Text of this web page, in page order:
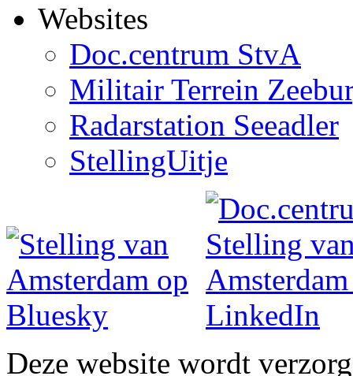
Websites
Doc.centrum StvA
Militair Terrein
Radarstation Seeadler
StellingUitje
Deze website wordt